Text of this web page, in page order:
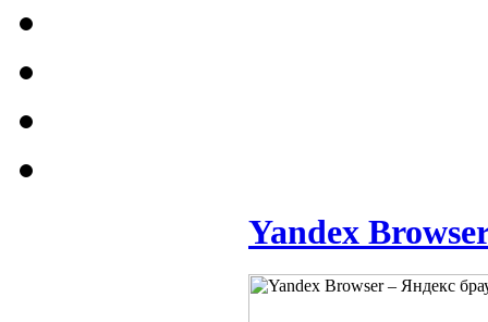
Yandex